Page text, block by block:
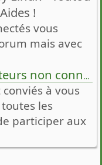
!
vous
mais avec
cf le règlement pour les visiteurs non connectés
à vous
les
participer aux